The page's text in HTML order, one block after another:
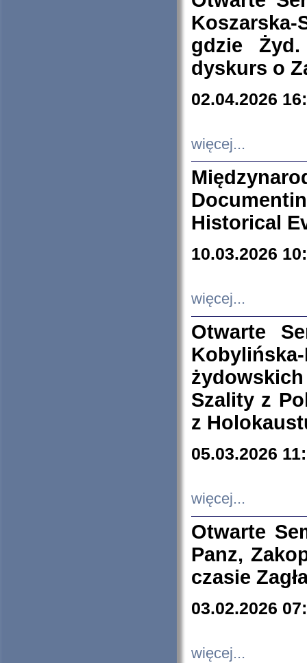
Koszarska-
gdzie
dyskurs o
02.04.2026
więcej...
Historical
10.03.2026
więcej...
Otwarte
Szality z
z
05.03.2026
więcej...
Otwarte
Panz,
czasie
03.02.2026
więcej...